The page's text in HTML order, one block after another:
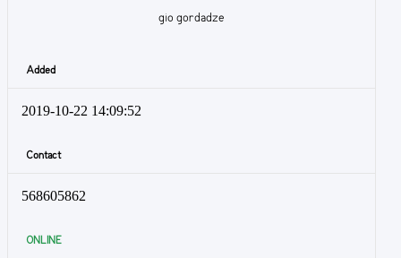
gio gordadze
Added
2019-10-22 14:09:52
Contact
568605862
ONLINE